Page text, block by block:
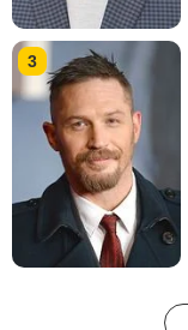
3